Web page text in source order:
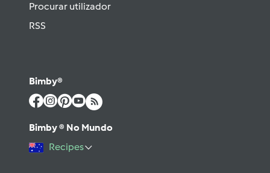
Procurar utilizador
RSS
Bimby®
Bimby ® No Mundo
Recipes